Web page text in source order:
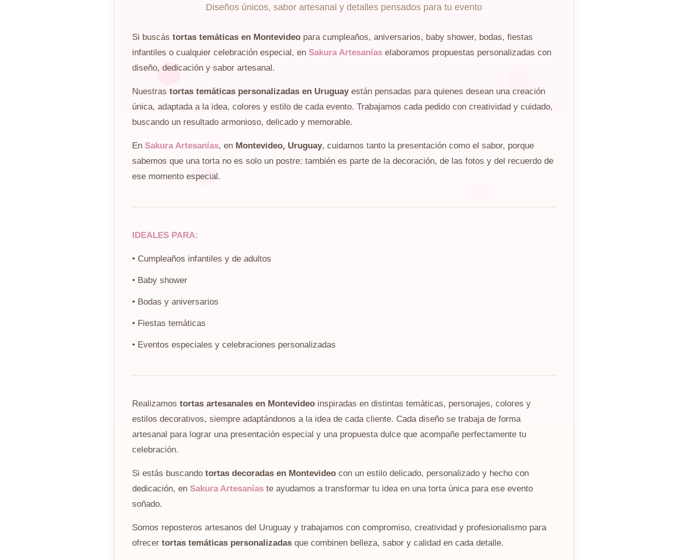
Diseños únicos, sabor artesanal y detalles pensados para tu evento
Si buscás tortas temáticas en Montevideo para cumpleaños, aniversarios, baby shower, bodas, fiestas
infantiles o cualquier celebración especial, en Sakura Artesanías elaboramos propuestas personalizadas con
diseño, dedicación y sabor artesanal.
Nuestras tortas temáticas personalizadas en Uruguayestán pensadas para quienes desean una creación
única, adaptada a la idea, colores y estilo de cada evento. Trabajamos cada pedido con creatividad y cuidado,
buscando un resultado armonioso, delicado y memorable.
En Sakura Artesanías, en Montevideo, Uruguay, cuidamos tanto la presentación como el sabor, porque
sabemos que una torta no es solo un postre: también es parte de la decoración, de las fotos y del recuerdo de
ese momento especial.
IDEALES PARA:
• Cumpleaños infantiles y de adultos
• Baby shower
• Bodas y aniversarios
• Fiestas temáticas
• Eventos especiales y celebraciones personalizadas
Realizamos tortas artesanales en Montevideo inspiradas en distintas temáticas, personajes, colores y
estilos decorativos, siempre adaptándonos a la idea de cada cliente. Cada diseño se trabaja de forma
artesanal para lograr una presentación especial y una propuesta dulce que acompañe perfectamente tu
celebración.
Si estás buscando tortas decoradas en Montevideo con un estilo delicado, personalizado y hecho con
dedicación, en Sakura Artesanías te ayudamos a transformar tu idea en una torta única para ese evento
soñado.
Somos reposteros artesanos del Uruguay y trabajamos con compromiso, creatividad y profesionalismo para
ofrecer tortas temáticas personalizadas que combinen belleza, sabor y calidad en cada detalle.